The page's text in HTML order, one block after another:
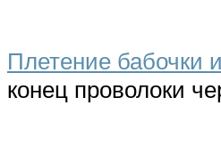
Плетение бабочки
конец проволоки